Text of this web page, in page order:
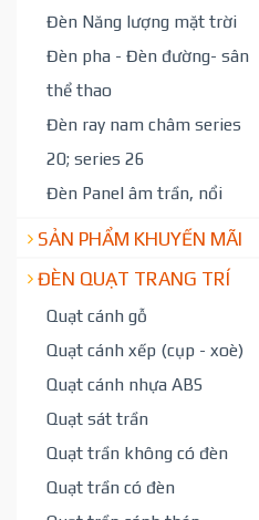
Đèn Năng lượng mặt trời
Đèn pha - Đèn đường- sân
thể thao
Đèn ray nam châm series
20; series 26
Đèn Panel âm trần, nổi
SẢN PHẨM KHUYẾN MÃI
ĐÈN QUẠT TRANG TRÍ
Quạt cánh gỗ
Quạt cánh xếp (cụp - xoè)
Quạt cánh nhựa ABS
Quạt sát trần
Quạt trần không có đèn
Quạt trần có đèn